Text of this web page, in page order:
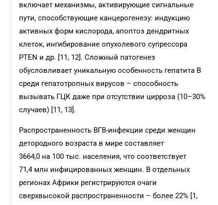
включает механизмы, активирующие сигнальные
пути, способствующие канцерогенезу: индукцию
активных форм кислорода, апоптоз дендритных
клеток, ингибирование опухолевого супрессора
PTEN и др. [11, 12]. Сложный патогенез
обусловливает уникальную особенность гепатита B
среди гепатотропных вирусов – способность
вызывать ГЦК даже при отсутствии цирроза (10–30%
случаев) [11, 13].
Распространенность ВГВ-инфекции среди женщин
детородного возраста в мире составляет
3664,0 на 100 тыс. населения, что соответствует
71,4 млн инфицированных женщин. В отдельных
регионах Африки регистрируются очаги
сверхвысокой распространенности – более 22% [1,